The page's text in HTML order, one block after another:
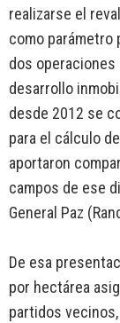
realizarse el
como parámetro
dos operaciones
desarrollo
desde 2012 se
para el cálculo
aportaron
campos de ese
General Paz
De esa
por hectárea
partidos